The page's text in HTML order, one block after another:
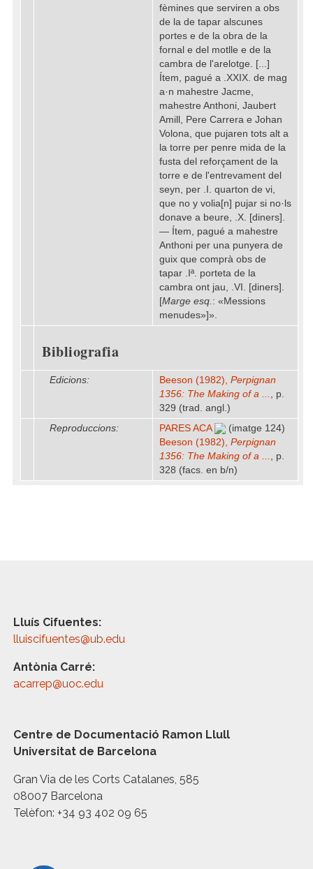
fèmines que serviren a obs
de la de tapar alscunes
portes e de la obra de la
fornal e del motlle e de la
cambra de l'arelotge. [...]
Ítem, pagué a .XXIX. de mag
a·n mahestre Jacme,
mahestre Anthoni, Jaubert
Amill, Pere Carrera e Johan
Volona, que pujaren tots alt a
la torre per penre mida de la
fusta del reforçament de la
torre e de l'entrevament del
seyn, per .I. quarton de vi,
que no y volia[n] pujar si no·ls
donave a beure, .X. [diners].
— Ítem, pagué a mahestre
Anthoni per una punyera de
guix que comprà obs de
tapar .Iª. porteta de la
cambra ont jau, .VI. [diners].
[Marge esq. : «Messions
menudes»]».
Bibliografia
Edicions: Beeson (1982), Perpignan
1356: The Making of a ... , p.
329 (trad. angl.)
Reproduccions:
PARES ACA
(imatge 124)
Beeson (1982), Perpignan
1356: The Making of a ... , p.
328 (facs. en b/n)
Lluís Cifuentes:
lluiscifuentes@ub.edu
Antònia Carré:
acarrep@uoc.edu
Centre de Documentació Ramon Llull
Universitat de Barcelona
Gran Via de les Corts Catalanes, 585
08007 Barcelona
Telèfon: +34 93 402 09 65